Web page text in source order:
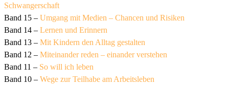
Schwangerschaft
Band 15 – Umgang mit Medien – Chancen und Risiken
Band 14 – Lernen und Erinnern
Band 13 – Mit Kindern den Alltag gestalten
Band 12 – Miteinander reden – einander verstehen
Band 11 – So will ich leben
Band 10 – Wege zur Teilhabe am Arbeitsleben